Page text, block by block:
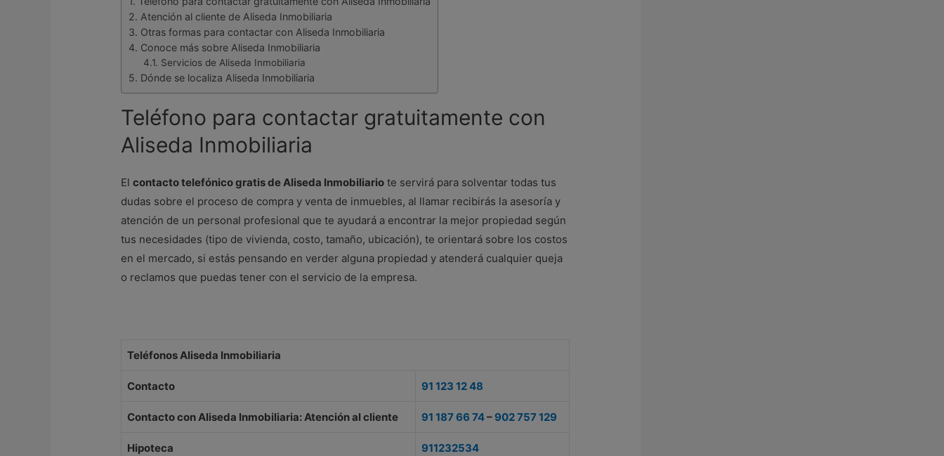
Atención al cliente de Aliseda Inmobiliaria
Otras formas para contactar con Aliseda Inmobiliaria
Conoce más sobre Aliseda Inmobiliaria
Servicios de Aliseda Inmobiliaria
Dónde se localiza Aliseda Inmobiliaria
Teléfono para contactar gratuitamente con
Aliseda Inmobiliaria
Elcontacto telefónico gratis de Aliseda Inmobiliario te servirá para solventar todas tus
dudas sobre el proceso de compra y venta de inmuebles, al llamar recibirás la asesoría y
atención de un personal profesional que te ayudará a encontrar la mejor propiedad según
tus necesidades (tipo de vivienda, costo, tamaño, ubicación), te orientará sobre los costos
en el mercado, si estás pensando en verder alguna propiedad y atenderá cualquier queja
o reclamos que puedas tener con el servicio de la empresa.
Teléfonos Aliseda Inmobiliaria
Contacto 91 123 12 48
Contacto con Aliseda Inmobiliaria: Atención al cliente 91 187 66 74–902 757 129
Hipoteca 911232534